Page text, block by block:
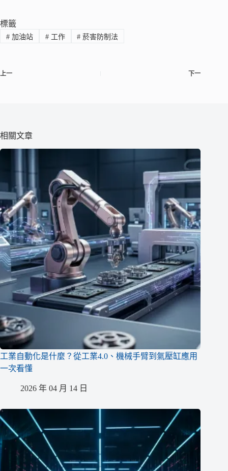
標籤
#加油站 #工作 # 菸害防制法
上一 下一
相關文章
工業自動化是什麼？從工業4.0、機械手臂到氣壓缸應用
一次看懂
2026 年 04 月 14 日